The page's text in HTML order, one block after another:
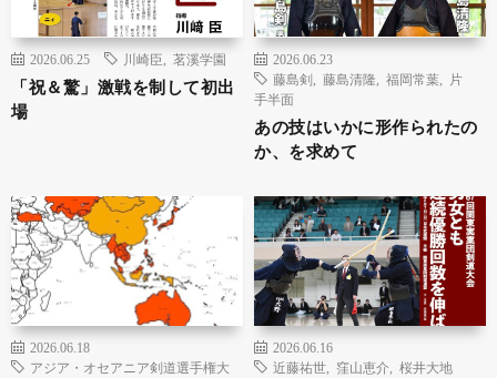
2026.06.25 川崎臣 茗溪学園
「祝＆驚」激戦を制して初出
場
2026.06.23
藤島剣
藤島清隆 福岡常葉
片
手半面
あの技はいかに形作られたの
か、を求めて
2026.06.18
アジア・オセアニア剣道選手権大
2026.06.16
近藤祐世
窪山恵介 桜井大地